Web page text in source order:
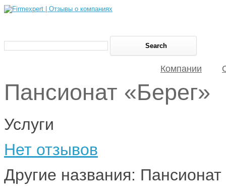
Компании
Пансионат «Берег»
Услуги
Нет отзывов
Другие названия: Пансионат